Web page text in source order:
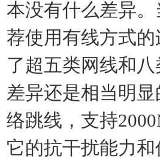
本没有什么差异
荐使用有线方式
了超五类网线和
差异还是相当明
络跳线，支持
它的抗干扰能力